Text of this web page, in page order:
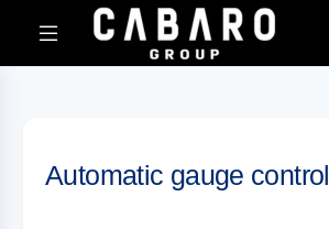
Automatic gauge control